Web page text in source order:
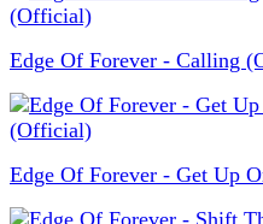
Edge Of Forever - Calling
Edge Of Forever - Get Up